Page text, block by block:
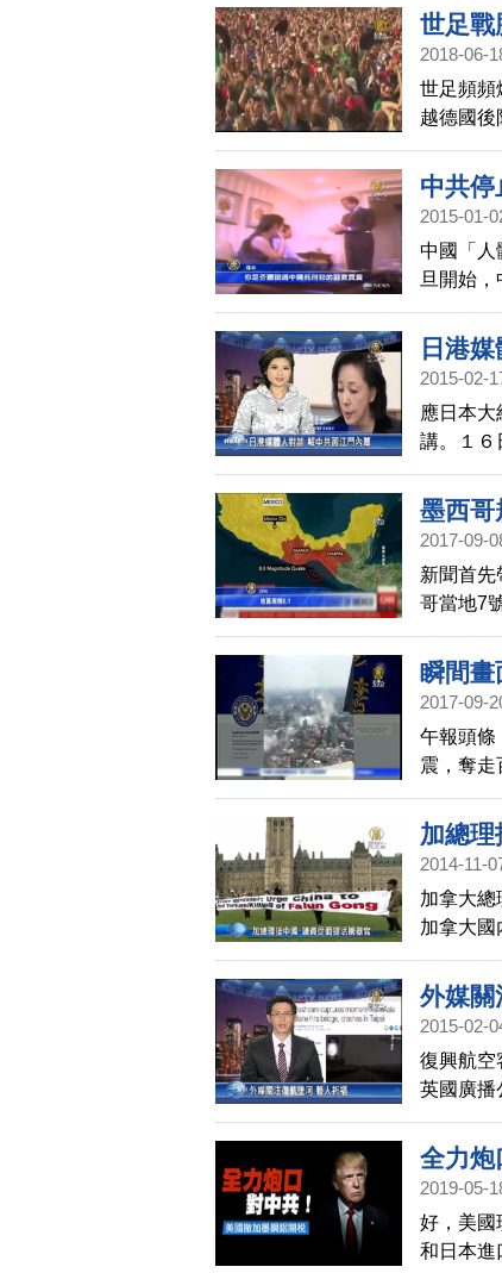
外的首
跑到戶
世足戰
2018-06-
世足頻頻
越德國後
世界盃開
晃過德國
在賽後
慶祝所造
中共停
2015-01-
中國「人
旦開始
應的一堆
宣示效
進行報導
日港
2015-02-
應日本
講。１６
及中日關
墨西哥
2017-09-
新聞首先
哥當地7
查局數據
個國家發
體報導，
瞬間畫
2017-09-
午報頭條
震，奪走
物是瞬間
紀大地震
加總理
2014-11-
加拿大總
加拿大國
員敦促哈
外媒關
2015-02-
復興航空
英國廣播
許多藝人
全力炮
2019-05-
好，美國
和日本進